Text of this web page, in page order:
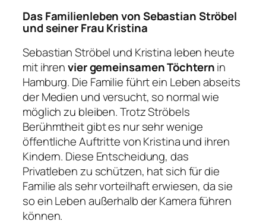
Das Familienleben von Sebastian Ströbel
und seiner Frau Kristina
Sebastian Ströbel und Kristina leben heute
mit ihrenvier gemeinsamen Töchternin
Hamburg. Die Familie führt ein Leben abseits
der Medien und versucht, so normal wie
möglich zu bleiben. Trotz Ströbels
Berühmtheit gibt es nur sehr wenige
öffentliche Auftritte von Kristina und ihren
Kindern. Diese Entscheidung, das
Privatleben zu schützen, hat sich für die
Familie als sehr vorteilhaft erwiesen, da sie
so ein Leben außerhalb der Kamera führen
können.